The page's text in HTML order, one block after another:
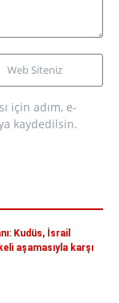
için adım, e-
kaydedilsin.
Kudüs, İsrail
aşamasıyla karşı